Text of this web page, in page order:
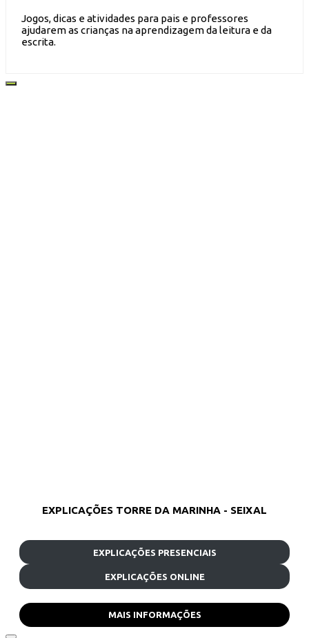
Jogos, dicas e atividades para pais e professores
ajudarem as crianças na aprendizagem da leitura e da
escrita.
EXPLICAÇÕES TORRE DA MARINHA - SEIXAL
EXPLICAÇÕES PRESENCIAIS
EXPLICAÇÕES ONLINE
MAIS INFORMAÇÕES